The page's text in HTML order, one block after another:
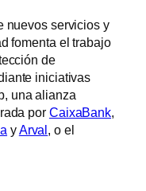
nuevos servicios y
fomenta el trabajo
de
iniciativas
una alianza
por CaixaBank,
yArval, o el